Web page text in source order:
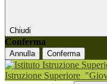
Chiudi
Conferma
Annulla Conferma
Istruzione Superiore